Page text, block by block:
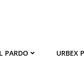
PARDO URBEX